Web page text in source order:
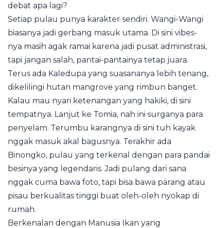
debat apa lagi?
Setiap pulau punya karakter sendiri. Wangi-Wangi
biasanya jadi gerbang masuk utama. Di sini vibes-
nya masih agak ramai karena jadi pusat administrasi,
tapi jangan salah, pantai-pantainya tetap juara.
Terus ada Kaledupa yang suasananya lebih tenang,
dikelilingi hutan mangrove yang rimbun banget.
Kalau mau nyari ketenangan yang hakiki, di sini
tempatnya. Lanjut ke Tomia, nah ini surganya para
penyelam. Terumbu karangnya di sini tuh kayak
nggak masuk akal bagusnya. Terakhir ada
Binongko, pulau yang terkenal dengan para pandai
besinya yang legendaris. Jadi pulang dari sana
nggak cuma bawa foto, tapi bisa bawa parang atau
pisau berkualitas tinggi buat oleh-oleh nyokap di
rumah.
Berkenalan dengan Manusia Ikan yang